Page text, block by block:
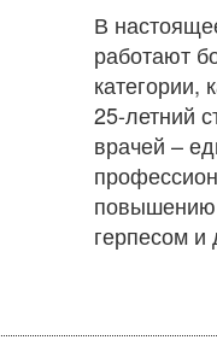
В
работают
категории,
25-летний
врачей –
повышению
герпесом